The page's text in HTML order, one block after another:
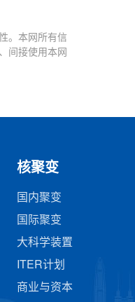
。本网所有信
间接使用本网
核聚变
国内聚变
国际聚变
大科学装置
ITER计划
商业与资本